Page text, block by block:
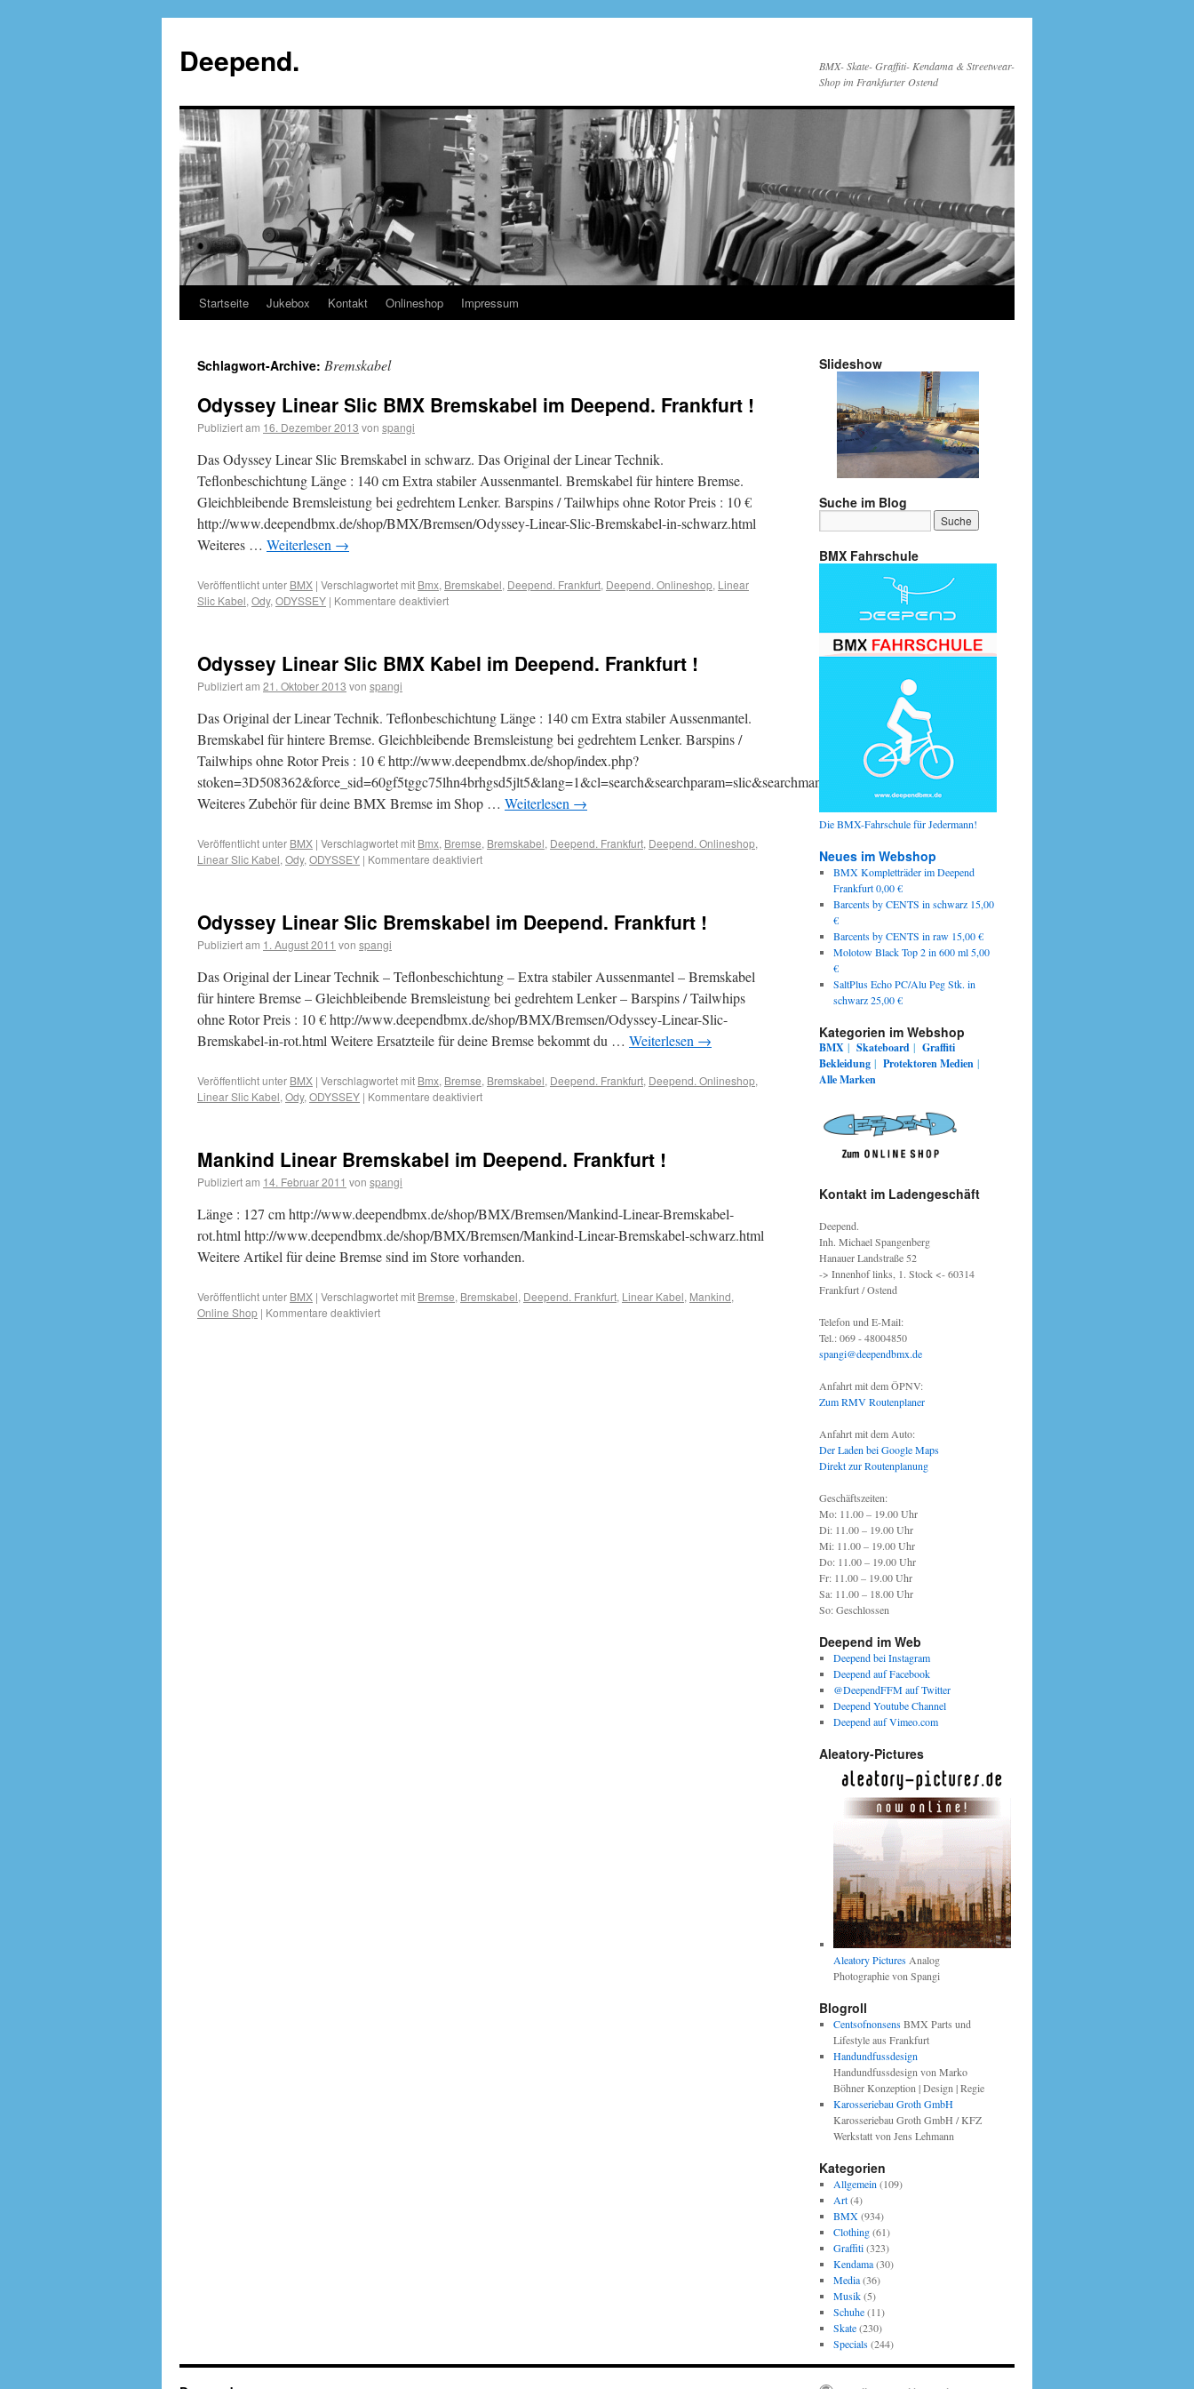
Deepend.
BMX- Skate- Graffiti- Kendama & Streetwear-
Shop im Frankfurter Ostend
Startseite Jukebox Kontakt Onlineshop Impressum
Schlagwort-Archive: Bremskabel
Odyssey Linear Slic BMX Bremskabel im Deepend. Frankfurt !
Publiziert am 16. Dezember 2013 von spangi
Das Odyssey Linear Slic Bremskabel in schwarz. Das Original der Linear Technik.
Teflonbeschichtung Länge : 140 cm Extra stabiler Aussenmantel. Bremskabel für hintere Bremse.
Gleichbleibende Bremsleistung bei gedrehtem Lenker. Barspins / Tailwhips ohne Rotor Preis : 10 €
http://www.deependbmx.de/shop/BMX/Bremsen/Odyssey-Linear-Slic-Bremskabel-in-schwarz.html
Weiteres … Weiterlesen →
Veröffentlicht unter BMX | Verschlagwortet mit Bmx, Bremskabel, Deepend. Frankfurt, Deepend. Onlineshop, Linear
Slic Kabel, Ody, ODYSSEY | Kommentare deaktiviert
Odyssey Linear Slic BMX Kabel im Deepend. Frankfurt !
Publiziert am 21. Oktober 2013 von spangi
Das Original der Linear Technik. Teflonbeschichtung Länge : 140 cm Extra stabiler Aussenmantel.
Bremskabel für hintere Bremse. Gleichbleibende Bremsleistung bei gedrehtem Lenker. Barspins /
Tailwhips ohne Rotor Preis : 10 € http://www.deependbmx.de/shop/index.php?
stoken=3D508362&force_sid=60gf5tggc75lhn4brhgsd5jlt5&lang=1&cl=search&searchparam=slic&searchmanufacturer=
Weiteres Zubehör für deine BMX Bremse im Shop … Weiterlesen →
Veröffentlicht unter BMX | Verschlagwortet mit Bmx, Bremse, Bremskabel, Deepend. Frankfurt, Deepend. Onlineshop,
Linear Slic Kabel, Ody, ODYSSEY | Kommentare deaktiviert
Odyssey Linear Slic Bremskabel im Deepend. Frankfurt !
Publiziert am 1. August 2011 von spangi
Das Original der Linear Technik – Teflonbeschichtung – Extra stabiler Aussenmantel – Bremskabel
für hintere Bremse – Gleichbleibende Bremsleistung bei gedrehtem Lenker – Barspins / Tailwhips
ohne Rotor Preis : 10 € http://www.deependbmx.de/shop/BMX/Bremsen/Odyssey-Linear-Slic-
Bremskabel-in-rot.html Weitere Ersatzteile für deine Bremse bekommt du … Weiterlesen →
Veröffentlicht unter BMX | Verschlagwortet mit Bmx, Bremse, Bremskabel, Deepend. Frankfurt, Deepend. Onlineshop,
Linear Slic Kabel, Ody, ODYSSEY | Kommentare deaktiviert
Mankind Linear Bremskabel im Deepend. Frankfurt !
Publiziert am 14. Februar 2011 von spangi
Länge : 127 cm http://www.deependbmx.de/shop/BMX/Bremsen/Mankind-Linear-Bremskabel-
rot.html http://www.deependbmx.de/shop/BMX/Bremsen/Mankind-Linear-Bremskabel-schwarz.html
Weitere Artikel für deine Bremse sind im Store vorhanden.
Veröffentlicht unter BMX | Verschlagwortet mit Bremse, Bremskabel, Deepend. Frankfurt, Linear Kabel, Mankind,
Online Shop | Kommentare deaktiviert
Slideshow
Suche im Blog
BMX Fahrschule
Die BMX-Fahrschule für Jedermann!
Neues im Webshop
BMX Kompletträder im Deepend
Frankfurt 0,00 €
Barcents by CENTS in schwarz 15,00
€
Barcents by CENTS in raw 15,00 €
Molotow Black Top 2 in 600 ml 5,00
€
SaltPlus Echo PC/Alu Peg Stk. in
schwarz 25,00 €
Kategorien im Webshop
BMX | Skateboard | Graffiti
Bekleidung | ProtektorenMedien |
Alle Marken
Kontakt im Ladengeschäft
Deepend.
Inh. Michael Spangenberg
Hanauer Landstraße 52
-> Innenhof links, 1. Stock <- 60314
Frankfurt / Ostend
Telefon und E-Mail:
Tel.: 069 - 48004850
spangi@deependbmx.de
Anfahrt mit dem ÖPNV:
Zum RMV Routenplaner
Anfahrt mit dem Auto:
Der Laden bei Google Maps
Direkt zur Routenplanung
Geschäftszeiten:
Mo: 11.00 – 19.00 Uhr
Di: 11.00 – 19.00 Uhr
Mi: 11.00 – 19.00 Uhr
Do: 11.00 – 19.00 Uhr
Fr: 11.00 – 19.00 Uhr
Sa: 11.00 – 18.00 Uhr
So: Geschlossen
Deepend im Web
Deepend bei Instagram
Deepend auf Facebook
@DeependFFM auf Twitter
Deepend Youtube Channel
Deepend auf Vimeo.com
Aleatory-Pictures
Aleatory PicturesAnalog
Photographie von Spangi
Blogroll
CentsofnonsensBMX Parts und
Lifestyle aus Frankfurt
Handundfussdesign
Handundfussdesign von Marko
Böhner Konzeption | Design | Regie
Karosseriebau Groth GmbH
Karosseriebau Groth GmbH / KFZ
Werkstatt von Jens Lehmann
Kategorien
Allgemein (109)
Art(4)
BMX(934)
Clothing(61)
Graffiti(323)
Kendama(30)
Media(36)
Musik(5)
Schuhe(11)
Skate(230)
Specials(244)